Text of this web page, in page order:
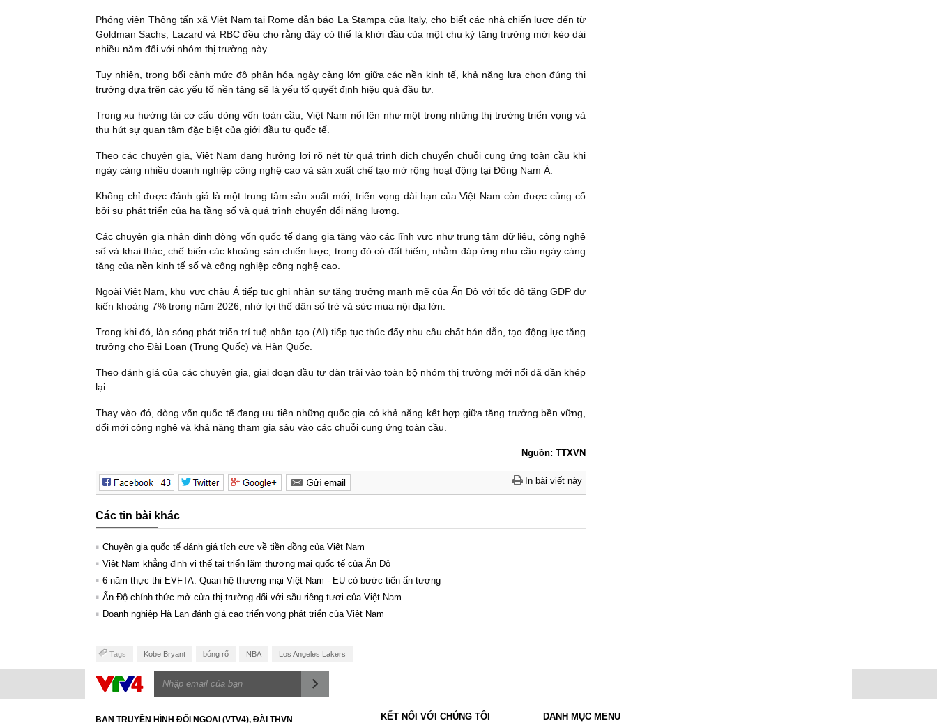
Phóng viên Thông tấn xã Việt Nam tại Rome dẫn báo La Stampa của Italy, cho biết các nhà chiến lược đến từ
Goldman Sachs, Lazard và RBC đều cho rằng đây có thể là khởi đầu của một chu kỳ tăng trưởng mới kéo dài
nhiều năm đối với nhóm thị trường này.
Tuy nhiên, trong bối cảnh mức độ phân hóa ngày càng lớn giữa các nền kinh tế, khả năng lựa chọn đúng thị
trường dựa trên các yếu tố nền tảng sẽ là yếu tố quyết định hiệu quả đầu tư.
Trong xu hướng tái cơ cấu dòng vốn toàn cầu, Việt Nam nổi lên như một trong những thị trường triển vọng và
thu hút sự quan tâm đặc biệt của giới đầu tư quốc tế.
Theo các chuyên gia, Việt Nam đang hưởng lợi rõ nét từ quá trình dịch chuyển chuỗi cung ứng toàn cầu khi
ngày càng nhiều doanh nghiệp công nghệ cao và sản xuất chế tạo mở rộng hoạt động tại Đông Nam Á.
Không chỉ được đánh giá là một trung tâm sản xuất mới, triển vọng dài hạn của Việt Nam còn được củng cố
bởi sự phát triển của hạ tầng số và quá trình chuyển đổi năng lượng.
Các chuyên gia nhận định dòng vốn quốc tế đang gia tăng vào các lĩnh vực như trung tâm dữ liệu, công nghệ
số và khai thác, chế biến các khoáng sản chiến lược, trong đó có đất hiếm, nhằm đáp ứng nhu cầu ngày càng
tăng của nền kinh tế số và công nghiệp công nghệ cao.
Ngoài Việt Nam, khu vực châu Á tiếp tục ghi nhận sự tăng trưởng mạnh mẽ của Ấn Độ với tốc độ tăng GDP dự
kiến khoảng 7% trong năm 2026, nhờ lợi thế dân số trẻ và sức mua nội địa lớn.
Trong khi đó, làn sóng phát triển trí tuệ nhân tạo (AI) tiếp tục thúc đẩy nhu cầu chất bán dẫn, tạo động lực tăng
trưởng cho Đài Loan (Trung Quốc) và Hàn Quốc.
Theo đánh giá của các chuyên gia, giai đoạn đầu tư dàn trải vào toàn bộ nhóm thị trường mới nổi đã dần khép
lại.
Thay vào đó, dòng vốn quốc tế đang ưu tiên những quốc gia có khả năng kết hợp giữa tăng trưởng bền vững,
đổi mới công nghệ và khả năng tham gia sâu vào các chuỗi cung ứng toàn cầu.
Nguồn: TTXVN
In bài viết này
Các tin bài khác
Chuyên gia quốc tế đánh giá tích cực về tiền đồng của Việt Nam
Việt Nam khẳng định vị thế tại triển lãm thương mại quốc tế của Ấn Độ
6 năm thực thi EVFTA: Quan hệ thương mại Việt Nam - EU có bước tiến ấn tượng
Ấn Độ chính thức mở cửa thị trường đối với sầu riêng tươi của Việt Nam
Doanh nghiệp Hà Lan đánh giá cao triển vọng phát triển của Việt Nam
Tags Kobe Bryant bóng rổ NBA Los Angeles Lakers
BAN TRUYỀN HÌNH ĐỐI NGOẠI (VTV4), ĐÀI THVN KẾT NỐI VỚI CHÚNG TÔI DANH MỤC MENU